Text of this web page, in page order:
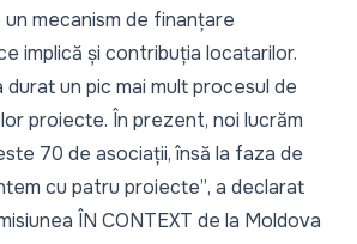
mecanism de finanțare
implică și contribuția locatarilor.
un pic mai mult procesul de
proiecte. În prezent, noi lucrăm
70 de asociații, însă la faza de
cu patru proiecte”, a declarat
ÎN CONTEXT de la Moldova